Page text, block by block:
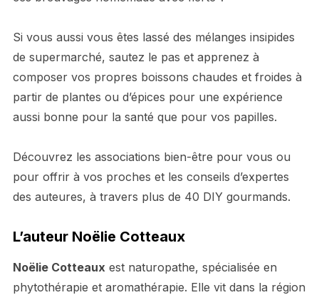
Si vous aussi vous êtes lassé des mélanges insipides
de supermarché, sautez le pas et apprenez à
composer vos propres boissons chaudes et froides à
partir de plantes ou d’épices pour une expérience
aussi bonne pour la santé que pour vos papilles.
Découvrez les associations bien-être pour vous ou
pour offrir à vos proches et les conseils d’expertes
des auteures, à travers plus de 40 DIY gourmands.
L’auteur Noëlie Cotteaux
Noëlie Cotteaux est naturopathe, spécialisée en
phytothérapie et aromathérapie. Elle vit dans la région